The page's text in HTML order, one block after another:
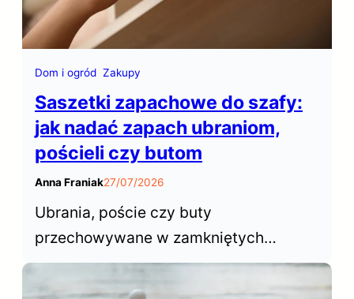
Dom i ogród Zakupy
Saszetki zapachowe do szafy:
jak nadać zapach ubraniom,
pościeli czy butom
Anna Franiak27/07/2026
Ubrania, poście czy buty
przechowywane w zamkniętych
przestrzeniach szafy czy garderoby
rzadko mają atrakcyjny zapach.